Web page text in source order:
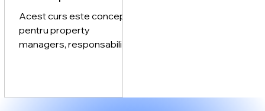
sisteme CCTV
Acest curs este conceput
pentru property
managers, responsabili cu
CCTV și doresc să se